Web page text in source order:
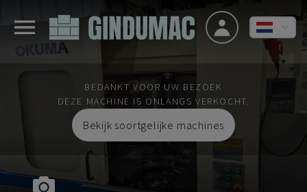
BEDANKT VOOR UW BEZOEK
DEZE MACHINE IS ONLANGS VERKOCHT.
Bekijk soortgelijke machines